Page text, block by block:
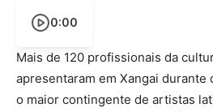
0:00
Mais de 120 profissionais da
apresentaram em Xangai durante
o maior contingente de artistas